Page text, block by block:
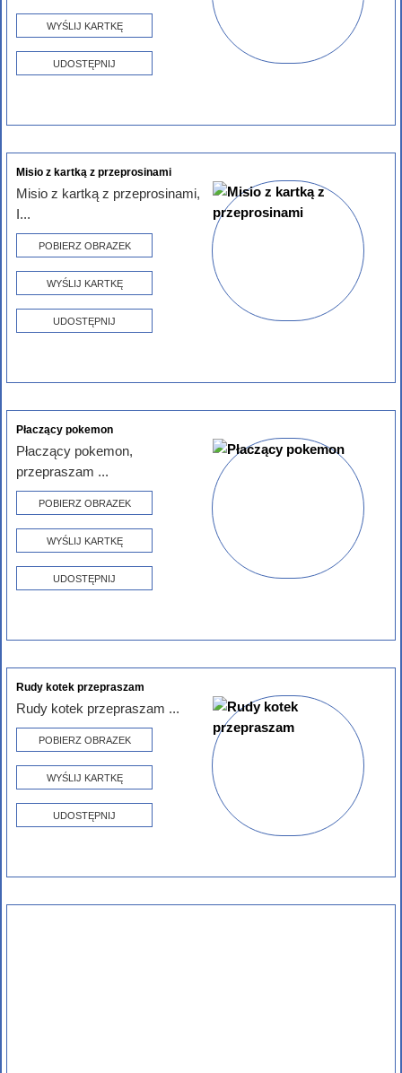
WYŚLIJ KARTKĘ
UDOSTĘPNIJ
Misio z kartką z przeprosinami
Misio z kartką z przeprosinami,
I...
POBIERZ OBRAZEK
WYŚLIJ KARTKĘ
UDOSTĘPNIJ
Płaczący pokemon
Płaczący pokemon,
przepraszam ...
POBIERZ OBRAZEK
WYŚLIJ KARTKĘ
UDOSTĘPNIJ
Rudy kotek przepraszam
Rudy kotek przepraszam ...
POBIERZ OBRAZEK
WYŚLIJ KARTKĘ
UDOSTĘPNIJ